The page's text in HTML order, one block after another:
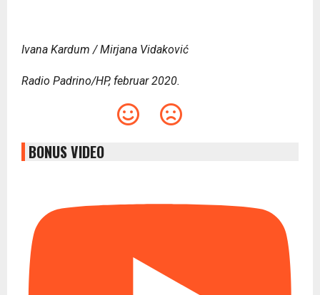
Ivana Kardum / Mirjana Vidaković
Radio Padrino/HP, februar 2020.
BONUS VIDEO